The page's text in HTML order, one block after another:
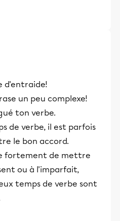
d'entraide!
un peu complexe!
ton verbe.
de verbe, il est parfois
le bon accord.
fortement de mettre
ou à l'imparfait,
temps de verbe sont